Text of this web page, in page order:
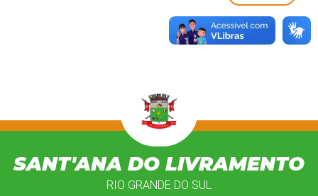
SANT'ANA DO LIVRAMENTO
RIO GRANDE DO SUL